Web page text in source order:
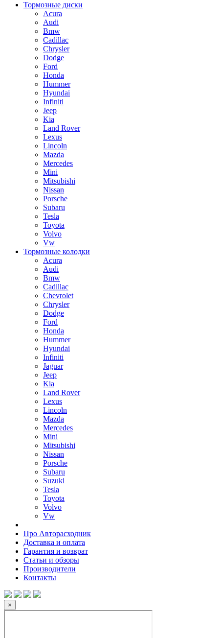
Тормозные диски
Acura
Audi
Bmw
Cadillac
Chrysler
Dodge
Ford
Honda
Hummer
Hyundai
Infiniti
Jeep
Kia
Land Rover
Lexus
Lincoln
Mazda
Mercedes
Mini
Mitsubishi
Nissan
Porsche
Subaru
Tesla
Toyota
Volvo
Vw
Тормозные колодки
Acura
Audi
Bmw
Cadillac
Chevrolet
Chrysler
Dodge
Ford
Honda
Hummer
Hyundai
Infiniti
Jaguar
Jeep
Kia
Land Rover
Lexus
Lincoln
Mazda
Mercedes
Mini
Mitsubishi
Nissan
Porsche
Subaru
Suzuki
Tesla
Toyota
Volvo
Vw
Про Авторасходник
Доставка и оплата
Гарантия и возврат
Статьи и обзоры
Производители
Контакты
×